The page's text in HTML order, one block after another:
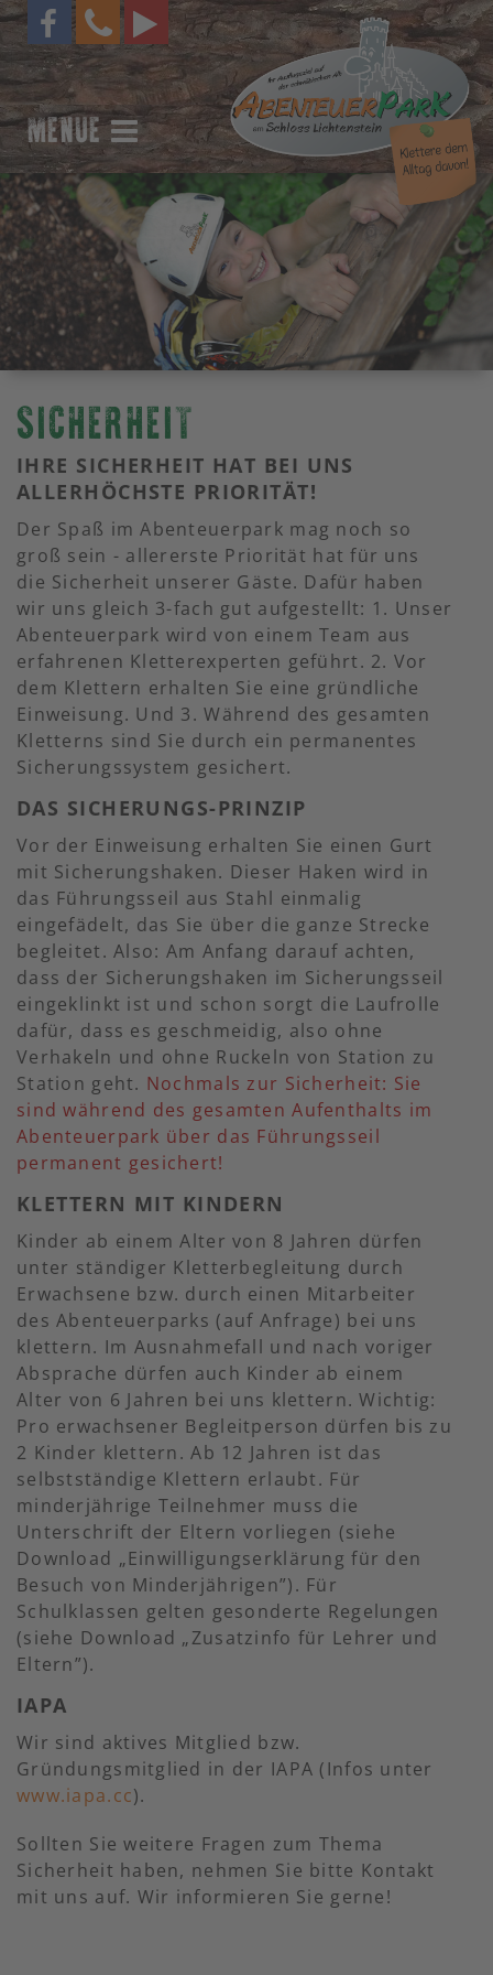
MENUE
SICHERHEIT
IHRE SICHERHEIT HAT BEI UNS
ALLERHÖCHSTE PRIORITÄT!
Der Spaß im Abenteuerpark mag noch so
groß sein - allererste Priorität hat für uns
die Sicherheit unserer Gäste. Dafür haben
wir uns gleich 3-fach gut aufgestellt: 1. Unser
Abenteuerpark wird von einem Team aus
erfahrenen Kletterexperten geführt. 2. Vor
dem Klettern erhalten Sie eine gründliche
Einweisung. Und 3. Während des gesamten
Kletterns sind Sie durch ein permanentes
Sicherungssystem gesichert.
DAS SICHERUNGS-PRINZIP
Vor der Einweisung erhalten Sie einen Gurt
mit Sicherungshaken. Dieser Haken wird in
das Führungsseil aus Stahl einmalig
eingefädelt, das Sie über die ganze Strecke
begleitet. Also: Am Anfang darauf achten,
dass der Sicherungshaken im Sicherungsseil
eingeklinkt ist und schon sorgt die Laufrolle
dafür, dass es geschmeidig, also ohne
Verhakeln und ohne Ruckeln von Station zu
Station geht. Nochmals zur Sicherheit: Sie
sind während des gesamten Aufenthalts im
Abenteuerpark über das Führungsseil
permanent gesichert!
KLETTERN MIT KINDERN
Kinder ab einem Alter von 8 Jahren dürfen
unter ständiger Kletterbegleitung durch
Erwachsene bzw. durch einen Mitarbeiter
des Abenteuerparks (auf Anfrage) bei uns
klettern. Im Ausnahmefall und nach voriger
Absprache dürfen auch Kinder ab einem
Alter von 6 Jahren bei uns klettern. Wichtig:
Pro erwachsener Begleitperson dürfen bis zu
2 Kinder klettern. Ab 12 Jahren ist das
selbstständige Klettern erlaubt. Für
minderjährige Teilnehmer muss die
Unterschrift der Eltern vorliegen (siehe
Download „Einwilligungserklärung für den
Besuch von Minderjährigen”). Für
Schulklassen gelten gesonderte Regelungen
(siehe Download „Zusatzinfo für Lehrer und
Eltern”).
IAPA
Wir sind aktives Mitglied bzw.
Gründungsmitglied in der IAPA (Infos unter
www.iapa.cc).
Sollten Sie weitere Fragen zum Thema
Sicherheit haben, nehmen Sie bitte Kontakt
mit uns auf. Wir informieren Sie gerne!